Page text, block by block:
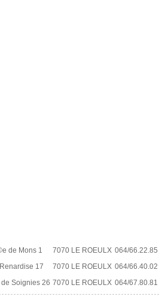
de Mons 1 7070 LE ROEULX 064/66.22.85
17 7070 LE ROEULX 064/66.40.02
Soignies 26 7070 LE ROEULX 064/67.80.81